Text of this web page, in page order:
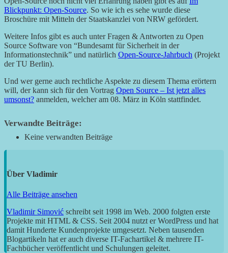
Blickpunkt: Open-Source. So wie ich es sehe wurde diese
Broschüre mit Mitteln der Staatskanzlei von NRW gefördert.
Weitere Infos gibt es auch unter Fragen & Antworten zu Open
Source Software von “Bundesamt für Sicherheit in der
Informationstechnik” und natürlich Open-Source-Jahrbuch (Projekt
der TU Berlin).
Und wer gerne auch rechtliche Aspekte zu diesem Thema erörtern
will, der kann sich für den Vortrag Open Source – Ist jetzt alles
umsonst? anmelden, welcher am 08. März in Köln stattfindet.
Verwandte Beiträge:
Keine verwandten Beiträge
Über Vladimir
Alle Beiträge ansehen
Vladimir Simović schreibt seit 1998 im Web. 2000 folgten erste
Projekte mit HTML & CSS. Seit 2004 nutzt er WordPress und hat
damit Hunderte Kundenprojekte umgesetzt. Neben tausenden
Blogartikeln hat er auch diverse IT-Fachartikel & mehrere IT-
Fachbücher veröffentlicht und Schulungen geleitet.